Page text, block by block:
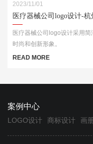
2023/11/01
医疗器械公司logo设计-
医疗器械公司logo设计采用
时尚和创新形象。
READ MORE
案例中心
LOGO设计 商标设计 画